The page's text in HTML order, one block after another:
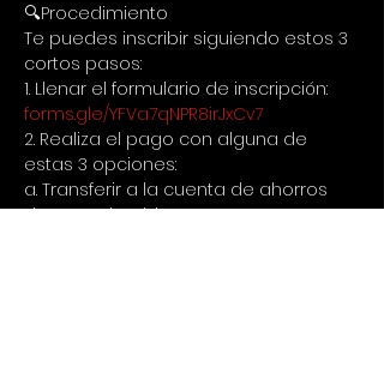
🔍Procedimiento
Te puedes inscribir siguiendo estos 3
cortos pasos:
1. Llenar el formulario de inscripción:
forms.gle/YFVa7qNPR8irJxCv7
2. Realiza el pago con alguna de
estas 3 opciones:
a. Transferir a la cuenta de ahorros
de Bancolombia 20205754459 a